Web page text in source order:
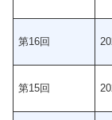
第16回
第15回